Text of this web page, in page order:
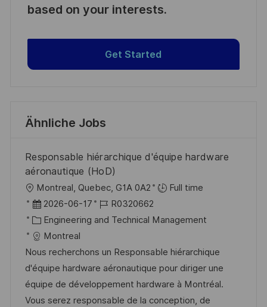
based on your interests.
Get Started
Ähnliche Jobs
Responsable hiérarchique d'équipe hardware
aéronautique (HoD)
O
r
t
Montreal, Quebec, G1A 0A2
Full time
D
a
t
u
m
d
e
2026-06-17
J
o
-
I
D
R0320662
K
a
t
e
g
o
Engineering and Technical Management
Montreal
Nous recherchons un Responsable hiérarchique
d'équipe hardware aéronautique pour diriger une
équipe de développement hardware à Montréal.
Vous serez responsable de la conception, de